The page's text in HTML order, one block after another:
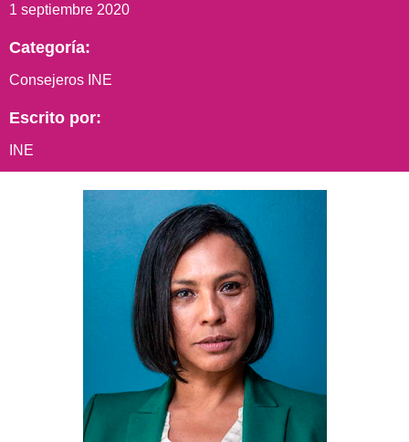
1 septiembre 2020
Categoría:
Consejeros INE
Escrito por:
INE